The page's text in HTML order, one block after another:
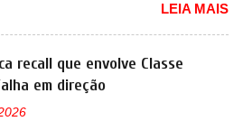
a Fiat disse que “foi
a possibilidade de haver
no processo de fabricação da
lado motorista que, em caso de
demande a sua deflagração, poderá
Automotive (abreviação de JIA)
uma nova imagem teaser que
será o Interceptor GTX, o
recolocará a marca no mercado.
(GT) apareceu em uma nova
traseira, onde ele aparece o para-
LEIA MAIS
recall que envolve Classe
em direção